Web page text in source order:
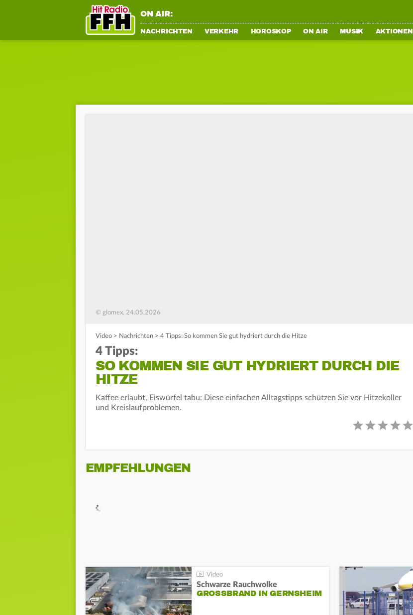
ON AIR:
NACHRICHTEN VERKEHR HOROSKOP ON AIR MUSIK AKTIONEN
© glomex, 24.05.2026
Video > Nachrichten > 4 Tipps: So kommen Sie gut hydriert durch die Hitze
4 Tipps:
SO KOMMEN SIE GUT HYDRIERT DURCH DIE
HITZE
Kaffee erlaubt, Eiswürfel tabu: Diese einfachen Alltagstipps schützen Sie vor Hitzekoller
und Kreislaufproblemen.
EMPFEHLUNGEN
Schwarze Rauchwolke
GROSSBRAND IN GERNSHEIM